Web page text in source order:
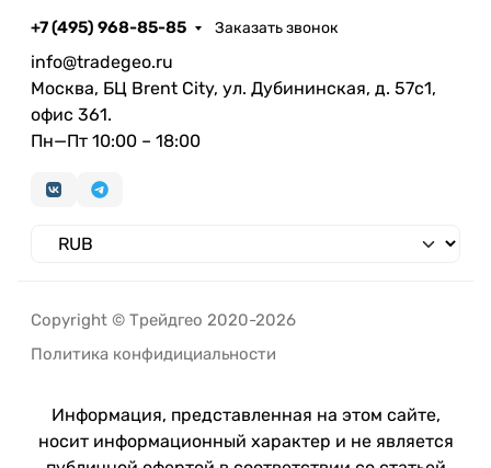
+7 (495) 968-85-85 Заказать звонок
info@tradegeo.ru
Москва, БЦ Brent City, ул. Дубининская, д. 57с1,
офис 361.
Пн—Пт 10:00 – 18:00
Copyright © Трейдгео 2020-2026
Политика конфидициальности
Информация, представленная на этом сайте,
носит информационный характер и не является